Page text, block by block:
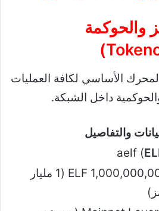
والحوكمة
الأساسي لكافة العمليات
داخل الشبكة.
والتفاصيل
aelf (
1,000,000,000 ELF (1 مليار